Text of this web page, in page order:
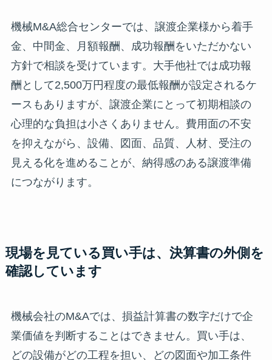
機械M&A総合センターでは、譲渡企業様から着手
金、中間金、月額報酬、成功報酬をいただかない
方針で相談を受けています。大手他社では成功報
酬として2,500万円程度の最低報酬が設定されるケ
ースもありますが、譲渡企業にとって初期相談の
心理的な負担は小さくありません。費用面の不安
を抑えながら、設備、図面、品質、人材、受注の
見える化を進めることが、納得感のある譲渡準備
につながります。
現場を見ている買い手は、決算書の外側を
確認しています
機械会社のM&Aでは、損益計算書の数字だけで企
業価値を判断することはできません。買い手は、
どの設備がどの工程を担い、どの図面や加工条件